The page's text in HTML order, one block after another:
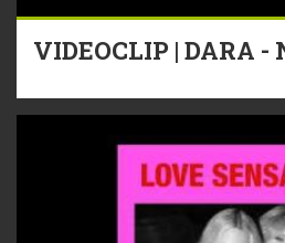
VIDEOCLIP | DARA -